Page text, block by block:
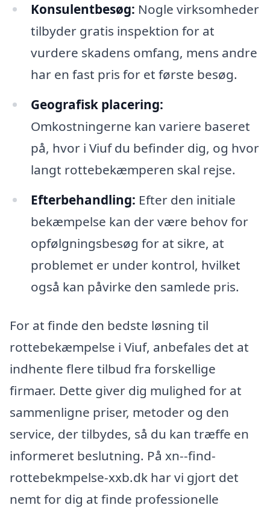
Konsulentbesøg: Nogle virksomheder
tilbyder gratis inspektion for at
vurdere skadens omfang, mens andre
har en fast pris for et første besøg.
Geografisk placering:
Omkostningerne kan variere baseret
på, hvor i Viuf du befinder dig, og hvor
langt rottebekæmperen skal rejse.
Efterbehandling: Efter den initiale
bekæmpelse kan der være behov for
opfølgningsbesøg for at sikre, at
problemet er under kontrol, hvilket
også kan påvirke den samlede pris.
For at finde den bedste løsning til
rottebekæmpelse i Viuf, anbefales det at
indhente flere tilbud fra forskellige
firmaer. Dette giver dig mulighed for at
sammenligne priser, metoder og den
service, der tilbydes, så du kan træffe en
informeret beslutning. På xn--find-
rottebekmpelse-xxb.dk har vi gjort det
nemt for dig at finde professionelle